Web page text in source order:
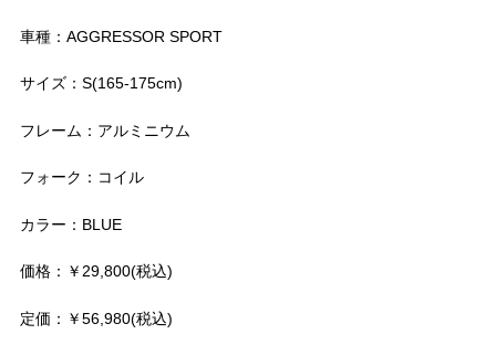
車種：AGGRESSOR SPORT
サイズ：S(165-175cm)
フレーム：アルミニウム
フォーク：コイル
カラー：BLUE
価格：￥29,800(税込)
定価：￥56,980(税込)